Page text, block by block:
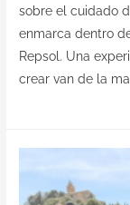
sobre el cuidado
enmarca dentro
Repsol. Una
crear van de la